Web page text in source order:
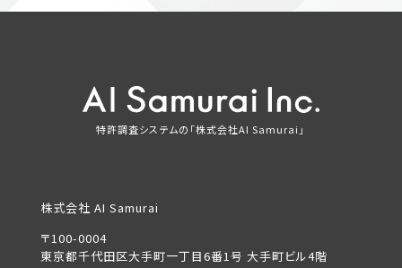
特許調査システムの「株式会社AI Samurai」
株式会社 AI Samurai
〒100-0004
東京都千代田区大手町一丁目6番1号 大手町ビル4階